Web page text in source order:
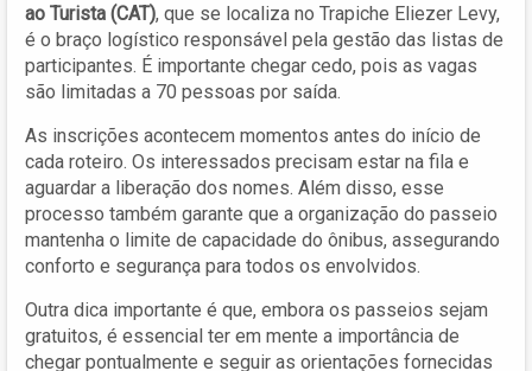
ao Turista (CAT), que se localiza no Trapiche Eliezer Levy,
é o braço logístico responsável pela gestão das listas de
participantes. É importante chegar cedo, pois as vagas
são limitadas a 70 pessoas por saída.
As inscrições acontecem momentos antes do início de
cada roteiro. Os interessados precisam estar na fila e
aguardar a liberação dos nomes. Além disso, esse
processo também garante que a organização do passeio
mantenha o limite de capacidade do ônibus, assegurando
conforto e segurança para todos os envolvidos.
Outra dica importante é que, embora os passeios sejam
gratuitos, é essencial ter em mente a importância de
chegar pontualmente e seguir as orientações fornecidas